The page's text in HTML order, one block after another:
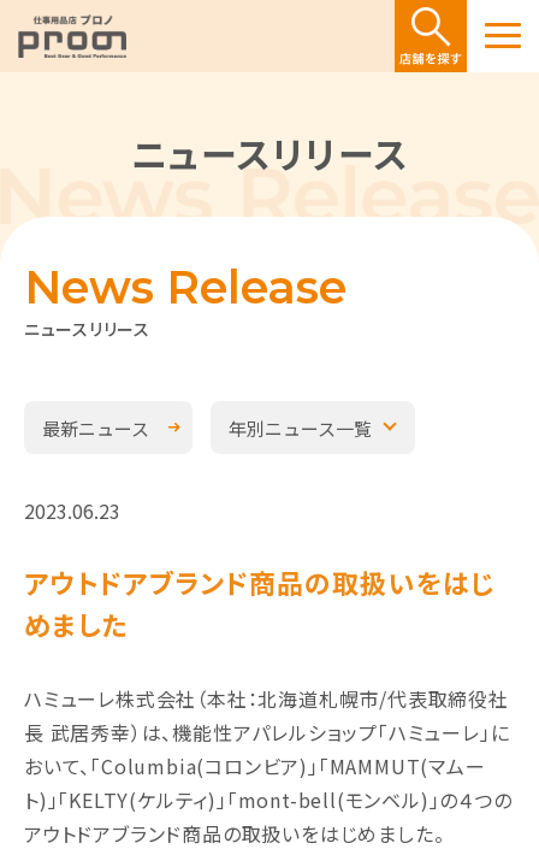
ニュースリリース
ニュースリリース
News Release
最新ニュース 年別ニュース一覧
2023.06.23
アウトドアブランド商品の取扱いをはじ
めました
ハミューレ株式会社（本社：北海道札幌市/代表取締役社
⻑ 武居秀幸）は、機能性アパレルショップ「ハミューレ」に
おいて、「Columbia(コロンビア)」「MAMMUT(マムー
ト)」「KELTY(ケルティ)」「mont-bell(モンベル)」の４つの
アウトドアブランド商品の取扱いをはじめました。